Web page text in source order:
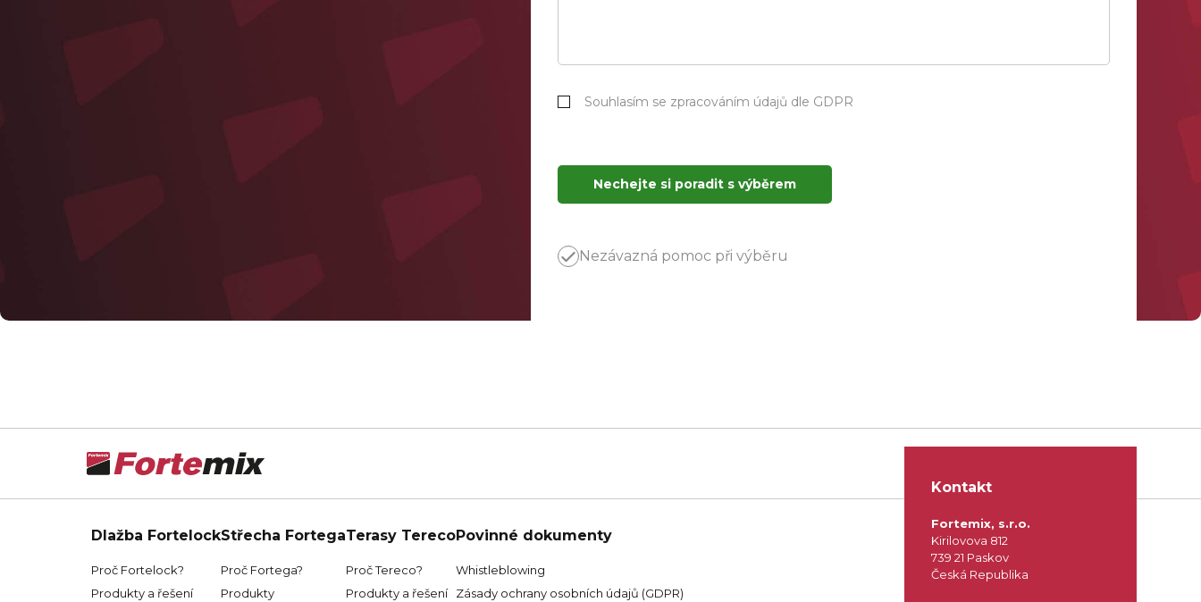
Souhlasím se zpracováním údajů dle GDPR
Nechejte si poradit s výběrem
Nezávazná pomoc při výběru
Dlažba Fortelock
Proč Fortelock?
Produkty a řešení
Střecha Fortega
Proč Fortega?
Produkty
Terasy Tereco
Proč Tereco?
Produkty a řešení
Povinné dokumenty
Whistleblowing
Zásady ochrany osobních údajů (GDPR)
Kontakt
Fortemix, s.r.o.
Kirilovova 812
739 21 Paskov
Česká Republika